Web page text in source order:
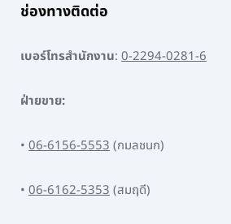
ช่องทางติดต่อ
เบอร์โทรสำนักงาน: 0-2294-0281-6
ฝ่ายขาย:
• 06-6156-5553(กมลชนก)
• 06-6162-5353(สมฤดี)